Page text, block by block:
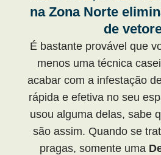
na Zona Norte
de
É bastante provável que
menos uma técnica
acabar com a infestação
rápida e efetiva no seu
usou alguma delas, sabe
são assim. Quando se
pragas, somente uma